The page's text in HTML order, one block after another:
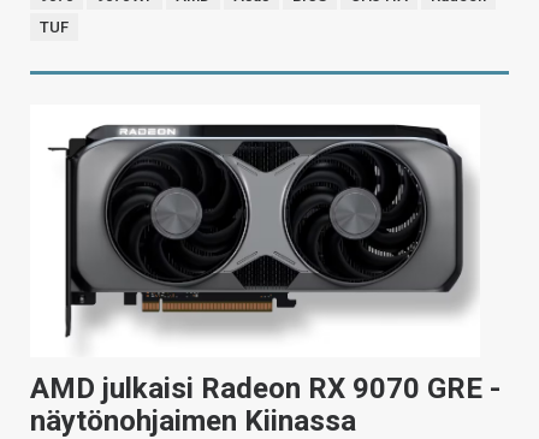
TUF
AMD julkaisi Radeon RX 9070 GRE -
näytönohjaimen Kiinassa